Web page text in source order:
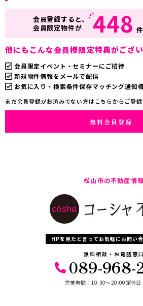
会員登録すると、
会員限定物件が
448
他にもこんな会員様限定特典がござい
会員限定イベント・セミナーにご招待
新規物件情報をメールで配信
お気に入り・検索条件保存マッチング通知
まだ会員登録がお済みでない方はこちらからご登録
無料会員登録
松山市の不動産情報
HPを見たと言ってお気軽にお問い
無料相談・お電話窓口
089-968-
営業時間：10:30〜20:00 定休日